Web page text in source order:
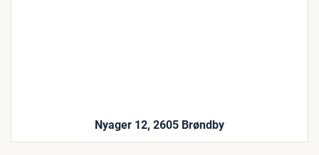
Nyager 12, 2605 Brøndby